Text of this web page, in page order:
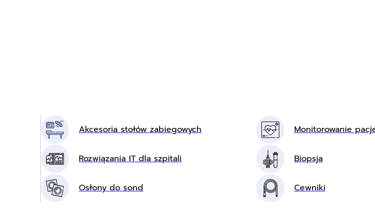
Akcesoria stołów zabiegowych Monitorowanie
Rozwiązania IT dla szpitali Biopsja
Osłony do sond Cewniki